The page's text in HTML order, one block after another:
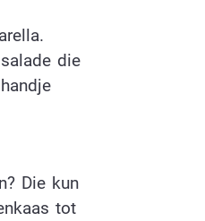
die
Die kun
tot